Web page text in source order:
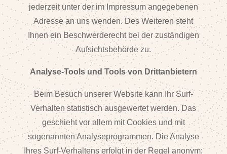
jederzeit unter der im Impressum angegebenen
Adresse an uns wenden. Des Weiteren steht
Ihnen ein Beschwerderecht bei der zuständigen
Aufsichtsbehörde zu.
Analyse-Tools und Tools von Drittanbietern
Beim Besuch unserer Website kann Ihr Surf-
Verhalten statistisch ausgewertet werden. Das
geschieht vor allem mit Cookies und mit
sogenannten Analyseprogrammen. Die Analyse
Ihres Surf-Verhaltens erfolgt in der Regel anonym;